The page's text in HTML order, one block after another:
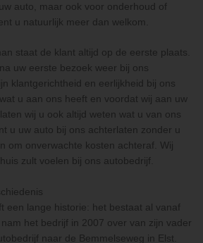
auto, maar ook voor onderhoud of
u natuurlijk meer dan welkom.
staat de klant altijd op de eerste plaats.
uw eerste bezoek weer bij ons
klantgerichtheid en eerlijkheid bij ons
u aan ons heeft en voordat wij aan uw
wij u ook altijd weten wat u van ons
u uw auto bij ons achterlaten zonder u
om onverwachte kosten achteraf. Wij
zult voelen bij ons autobedrijf.
een lange historie: het bestaat al vanaf
het bedrijf in 2007 over van zijn vader
naar de Bemmelseweg in Elst.